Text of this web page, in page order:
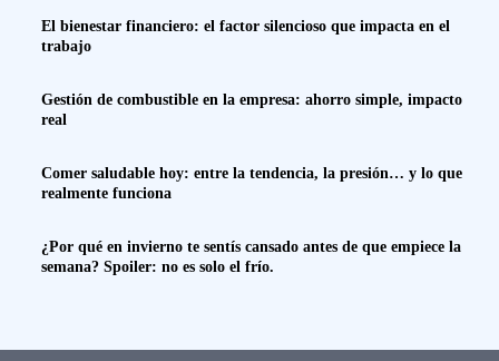
El bienestar financiero: el factor silencioso que impacta en el
trabajo
Gestión de combustible en la empresa: ahorro simple, impacto
real
Comer saludable hoy: entre la tendencia, la presión… y lo que
realmente funciona
¿Por qué en invierno te sentís cansado antes de que empiece la
semana? Spoiler: no es solo el frío.